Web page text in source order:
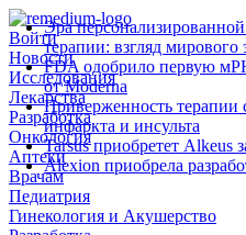
Войти
Новости
Исследования
Лекарства
Разработка
Онкология
Аптеки
Врачам
Педиатрия
Гинекология и Акушерство
Эра
терапии: взгляд мирового
FDA одобрило первую
от Moderna
Приверженность терапии
инфаркта и инсульта
Tarsus приобретет
Alexion приобрела